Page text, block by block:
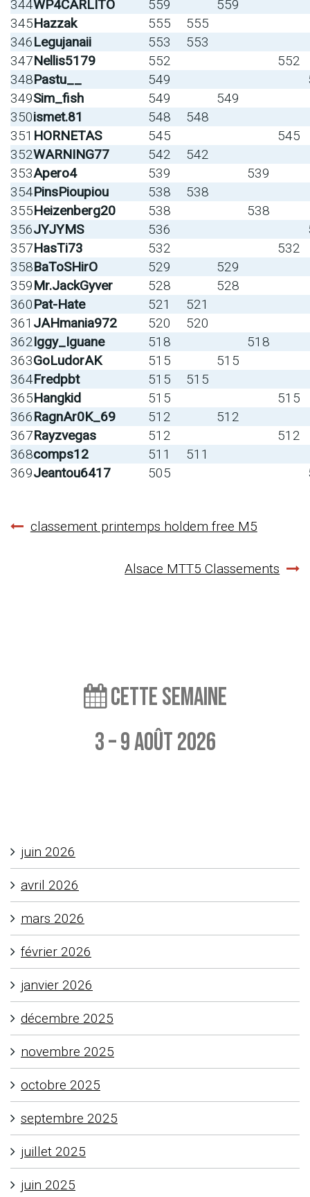
344WP4CARLITO 559
559
345Hazzak 555
555
346Legujanaii 553
553
347Nellis5179 552
552
348Pastu__ 549
349Sim_fish 549
549
350ismet.81 548
548
351 HORNETAS 545
545
352WARNING77 542
542
353Apero4 539
539
354PinsPioupiou 538
538
355Heizenberg20 538
538
356JYJYMS 536
357HasTi73 532
532
358BaToSHirO 529
529
359Mr.JackGyver 528
528
360Pat-Hate 521
521
361 JAHmania972 520
520
362Iggy_Iguane 518
518
363GoLudorAK 515
515
364Fredpbt 515
515
365Hangkid 515
515
366RagnAr0K_69 512
512
367Rayzvegas 512
512
368comps12 511
511
369Jeantou6417 505
Navigation
classement printemps holdem free M5
Alsace MTT5 Classements
Cette semaine
3 – 9 août 2026
juin 2026
avril 2026
mars 2026
février 2026
janvier 2026
décembre 2025
novembre 2025
octobre 2025
septembre 2025
juillet 2025
juin 2025